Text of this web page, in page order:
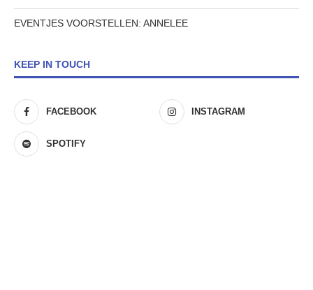
EVENTJES VOORSTELLEN: ANNELEE
KEEP IN TOUCH
FACEBOOK INSTAGRAM
SPOTIFY